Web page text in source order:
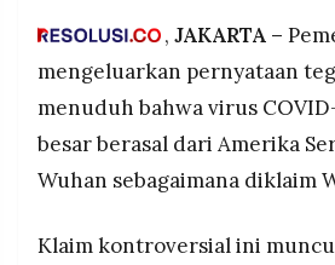
©
PT.
RESOLUSI
Amerika Serikat, merespons
berasal dari kebocoran
CIA dan Kementerian Energi
pandemi lebih mungkin
dengan "keyakinan rendah",
ilmiah global masih terpecah
hewan ke manusia.
, JAKARTA –
mengeluarkan pernyataan
menuduh bahwa virus
besar berasal dari Amerika
Wuhan sebagaimana diklaim
Klaim kontroversial ini